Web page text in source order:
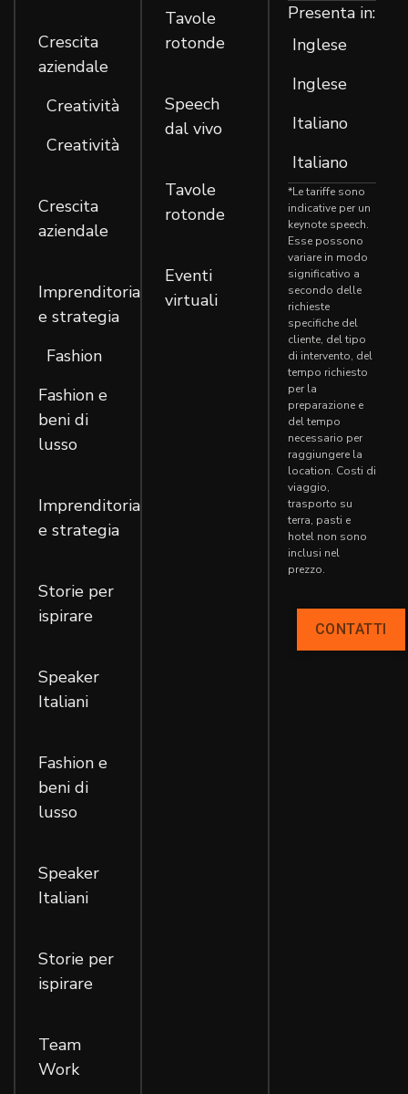
Crescita
aziendale
Creatività
Creatività
Crescita
aziendale
Imprenditoria
e strategia
Fashion
Fashion e
beni di
lusso
Imprenditoria
e strategia
Storie per
ispirare
Speaker
Italiani
Fashion e
beni di
lusso
Speaker
Italiani
Storie per
ispirare
Team
Work
Tavole
rotonde
Speech
dal vivo
Tavole
rotonde
Eventi
virtuali
Presenta in:
Inglese
Inglese
Italiano
Italiano
*Le tariffe sono
indicative per un
keynote speech.
Esse possono
variare in modo
significativo a
secondo delle
richieste
specifiche del
cliente, del tipo
di intervento, del
tempo richiesto
per la
preparazione e
del tempo
necessario per
raggiungere la
location. Costi di
viaggio,
trasporto su
terra, pasti e
hotel non sono
inclusi nel
prezzo.
CONTATTI